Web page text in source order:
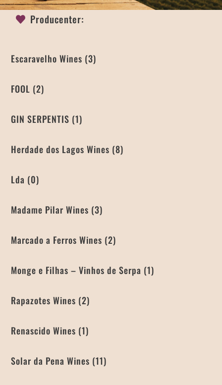
Producenter:
Escaravelho Wines (3)
FOOL (2)
GIN SERPENTIS (1)
Herdade dos Lagos Wines (8)
Lda (0)
Madame Pilar Wines (3)
Marcado a Ferros Wines (2)
Monge e Filhas – Vinhos de Serpa (1)
Rapazotes Wines (2)
Renascido Wines (1)
Solar da Pena Wines (11)